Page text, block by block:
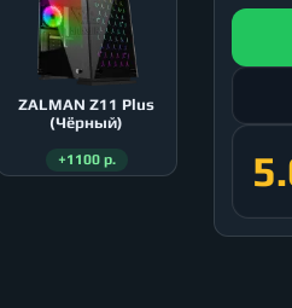
ZALMAN Z11 Plus
(Чёрный)
+1100 р.